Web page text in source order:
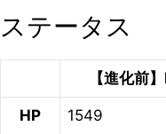
ステータス
【進化前
HP 1549